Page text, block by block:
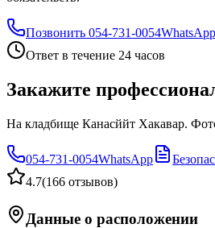
Позвонить 054-731-0054WhatsApp
Ответ в течение 24 часов
Закажите
На кладбище Канасййт Хакавар.
054-731-0054WhatsApp
4.7(166 отзывов)
Данные о расположении